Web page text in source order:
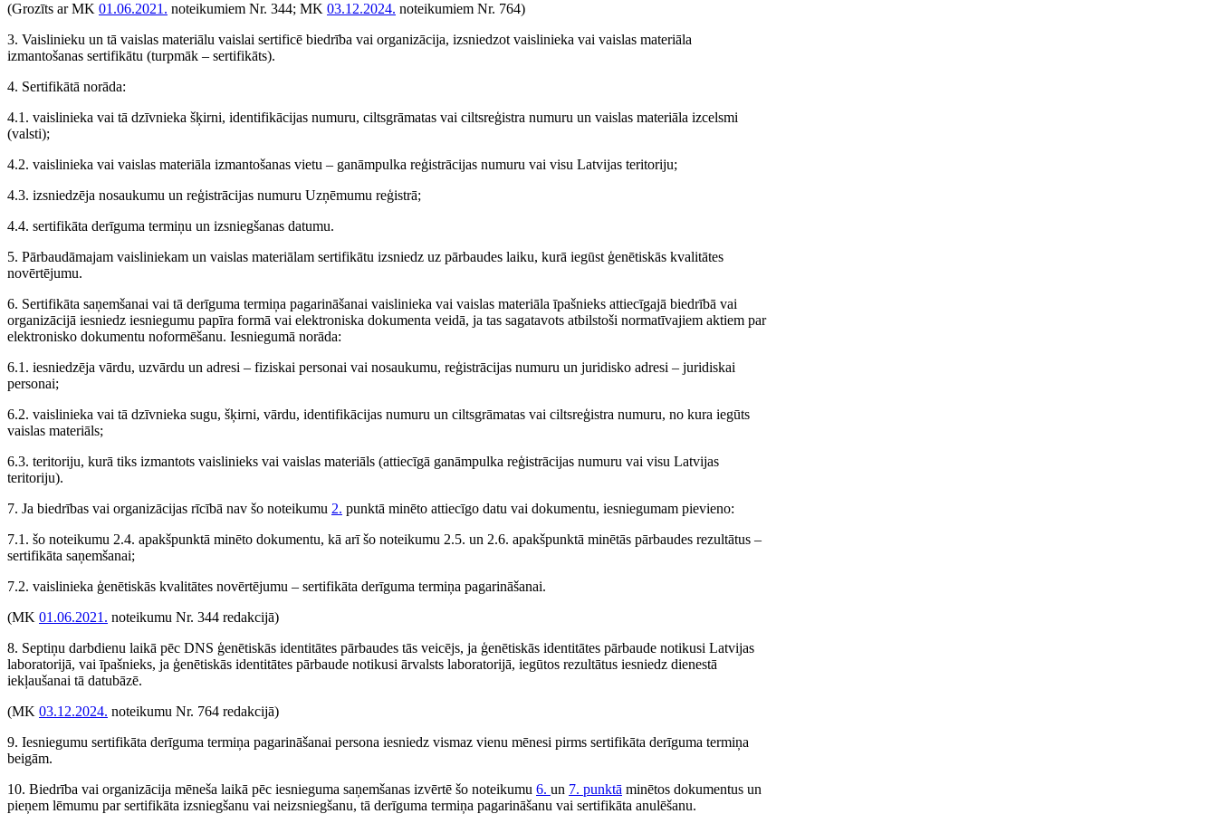
(Grozīts ar MK 01.06.2021. noteikumiem Nr. 344; MK 03.12.2024. noteikumiem Nr. 764)
3. Vaislinieku un tā vaislas materiālu vaislai sertificē biedrība vai organizācija, izsniedzot vaislinieka vai vaislas materiāla
izmantošanas sertifikātu (turpmāk – sertifikāts).
4. Sertifikātā norāda:
4.1. vaislinieka vai tā dzīvnieka šķirni, identifikācijas numuru, ciltsgrāmatas vai ciltsreģistra numuru un vaislas materiāla izcelsmi
(valsti);
4.2. vaislinieka vai vaislas materiāla izmantošanas vietu – ganāmpulka reģistrācijas numuru vai visu Latvijas teritoriju;
4.3. izsniedzēja nosaukumu un reģistrācijas numuru Uzņēmumu reģistrā;
4.4. sertifikāta derīguma termiņu un izsniegšanas datumu.
5. Pārbaudāmajam vaisliniekam un vaislas materiālam sertifikātu izsniedz uz pārbaudes laiku, kurā iegūst ģenētiskās kvalitātes
novērtējumu.
6. Sertifikāta saņemšanai vai tā derīguma termiņa pagarināšanai vaislinieka vai vaislas materiāla īpašnieks attiecīgajā biedrībā vai
organizācijā iesniedz iesniegumu papīra formā vai elektroniska dokumenta veidā, ja tas sagatavots atbilstoši normatīvajiem aktiem par
elektronisko dokumentu noformēšanu. Iesniegumā norāda:
6.1. iesniedzēja vārdu, uzvārdu un adresi – fiziskai personai vai nosaukumu, reģistrācijas numuru un juridisko adresi – juridiskai
personai;
6.2. vaislinieka vai tā dzīvnieka sugu, šķirni, vārdu, identifikācijas numuru un ciltsgrāmatas vai ciltsreģistra numuru, no kura iegūts
vaislas materiāls;
6.3. teritoriju, kurā tiks izmantots vaislinieks vai vaislas materiāls (attiecīgā ganāmpulka reģistrācijas numuru vai visu Latvijas
teritoriju).
7. Ja biedrības vai organizācijas rīcībā nav šo noteikumu 2. punktā minēto attiecīgo datu vai dokumentu, iesniegumam pievieno:
7.1. šo noteikumu 2.4. apakšpunktā minēto dokumentu, kā arī šo noteikumu 2.5. un 2.6. apakšpunktā minētās pārbaudes rezultātus –
sertifikāta saņemšanai;
7.2. vaislinieka ģenētiskās kvalitātes novērtējumu – sertifikāta derīguma termiņa pagarināšanai.
(MK 01.06.2021. noteikumu Nr. 344 redakcijā)
8. Septiņu darbdienu laikā pēc DNS ģenētiskās identitātes pārbaudes tās veicējs, ja ģenētiskās identitātes pārbaude notikusi Latvijas
laboratorijā, vai īpašnieks, ja ģenētiskās identitātes pārbaude notikusi ārvalsts laboratorijā, iegūtos rezultātus iesniedz dienestā
iekļaušanai tā datubāzē.
(MK 03.12.2024. noteikumu Nr. 764 redakcijā)
9. Iesniegumu sertifikāta derīguma termiņa pagarināšanai persona iesniedz vismaz vienu mēnesi pirms sertifikāta derīguma termiņa
beigām.
10. Biedrība vai organizācija mēneša laikā pēc iesnieguma saņemšanas izvērtē šo noteikumu 6. un 7. punktā minētos dokumentus un
pieņem lēmumu par sertifikāta izsniegšanu vai neizsniegšanu, tā derīguma termiņa pagarināšanu vai sertifikāta anulēšanu.